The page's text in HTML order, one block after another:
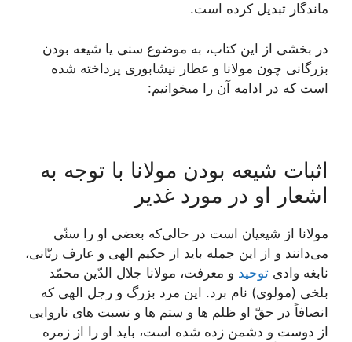
ماندگار تبدیل کرده است.
در بخشی از این کتاب، به موضوع سنی یا شیعه بودن
بزرگانی چون مولانا و عطار نیشابوری پرداخته شده
است که در ادامه آن را میخوانیم:
اثبات شیعه بودن مولانا با توجه به
اشعار او در مورد غدیر
مولانا از شیعیان است در حالی‌که بعضی او را سنّی
می‌دانند و از این جمله باید از حکیم الهی و عارف ربّانی،
نابغه وادی توحید و معرفت، مولانا جلال الدّین محمّد
بلخی (مولوی) نام برد. این مرد بزرگ و رجل الهی که
انصافاً در حقّ او ظلم ها و ستم ها و نسبت های ناروایی
از دوست و دشمن زده شده است، باید او را از زمره